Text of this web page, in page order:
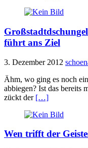
führt ans Ziel
3. Dezember 2012
Ähm, wo ging es noch
abbiegen? Ist das bereits
zückt der […]
Wen trifft der